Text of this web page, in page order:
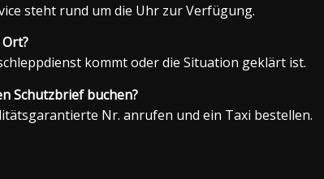
steht rund um die Uhr zur Verfügung.
kommt oder die Situation geklärt ist.
Schutzbrief buchen?
Nr. anrufen und ein Taxi bestellen.